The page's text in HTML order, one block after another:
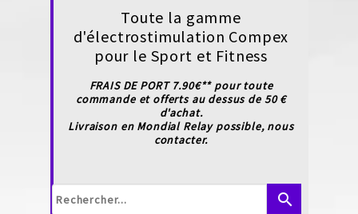
Toute la gamme
d'électrostimulation Compex
pour le Sport et Fitness
FRAIS DE PORT 7.90€** pour toute
commande et offerts au dessus de 50 €
d'achat.
Livraison en Mondial Relay possible, nous
contacter.
search